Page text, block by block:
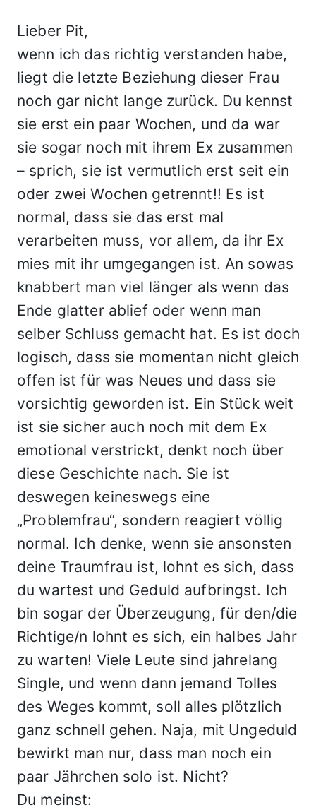
Lieber Pit,
wenn ich das richtig verstanden habe,
liegt die letzte Beziehung dieser Frau
noch gar nicht lange zurück. Du kennst
sie erst ein paar Wochen, und da war
sie sogar noch mit ihrem Ex zusammen
– sprich, sie ist vermutlich erst seit ein
oder zwei Wochen getrennt!! Es ist
normal, dass sie das erst mal
verarbeiten muss, vor allem, da ihr Ex
mies mit ihr umgegangen ist. An sowas
knabbert man viel länger als wenn das
Ende glatter ablief oder wenn man
selber Schluss gemacht hat. Es ist doch
logisch, dass sie momentan nicht gleich
offen ist für was Neues und dass sie
vorsichtig geworden ist. Ein Stück weit
ist sie sicher auch noch mit dem Ex
emotional verstrickt, denkt noch über
diese Geschichte nach. Sie ist
deswegen keineswegs eine
„Problemfrau“, sondern reagiert völlig
normal. Ich denke, wenn sie ansonsten
deine Traumfrau ist, lohnt es sich, dass
du wartest und Geduld aufbringst. Ich
bin sogar der Überzeugung, für den/die
Richtige/n lohnt es sich, ein halbes Jahr
zu warten! Viele Leute sind jahrelang
Single, und wenn dann jemand Tolles
des Weges kommt, soll alles plötzlich
ganz schnell gehen. Naja, mit Ungeduld
bewirkt man nur, dass man noch ein
paar Jährchen solo ist. Nicht?
Du meinst: